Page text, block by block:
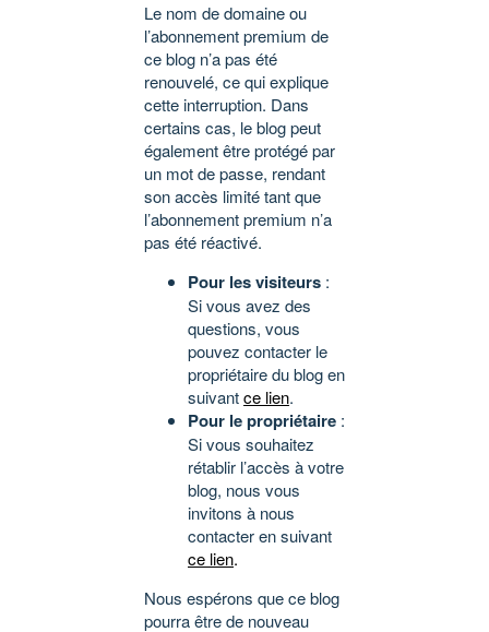
Le nom de domaine ou
l’abonnement premium de
ce blog n’a pas été
renouvelé, ce qui explique
cette interruption. Dans
certains cas, le blog peut
également être protégé par
un mot de passe, rendant
son accès limité tant que
l’abonnement premium n’a
pas été réactivé.
Pour les visiteurs :
Si vous avez des
questions, vous
pouvez contacter le
propriétaire du blog en
suivantce lien.
Pour le propriétaire :
Si vous souhaitez
rétablir l’accès à votre
blog, nous vous
invitons à nous
contacter en suivant
ce lien.
Nous espérons que ce blog
pourra être de nouveau